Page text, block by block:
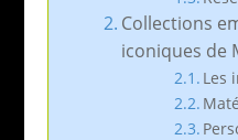
Collections
iconiques de
Les